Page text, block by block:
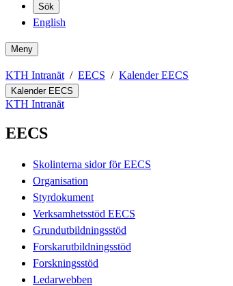
Sök
English
Meny
KTH Intranät EECS Kalender EECS
Kalender EECS
KTH Intranät
EECS
Skolinterna sidor för EECS
Organisation
Styrdokument
Verksamhetsstöd EECS
Grundutbildningsstöd
Forskarutbildningsstöd
Forskningsstöd
Ledarwebben